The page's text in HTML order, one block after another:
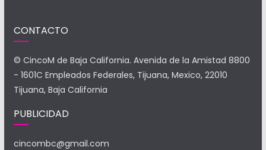
CONTACTO
© CincoM de Baja California. Avenida de la Amistad 8800
- 1601C Empleados Federales, Tijuana, Mexico, 22010
Tijuana, Baja California
PUBLICIDAD
cincombc@gmail.com